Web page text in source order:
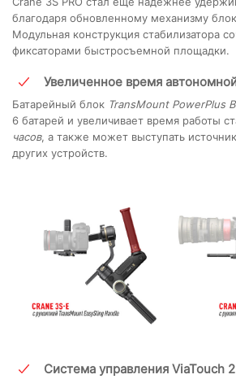
благодаря обновленному механизму
Модульная конструкция стабилизатора
фиксаторами быстросъемной площадки.
Увеличенное время
Батарейный блок TransMount PowerPlus
6 батарей и увеличивает время работы
часов, а также может выступать
других устройств.
Система управления ViaTouch